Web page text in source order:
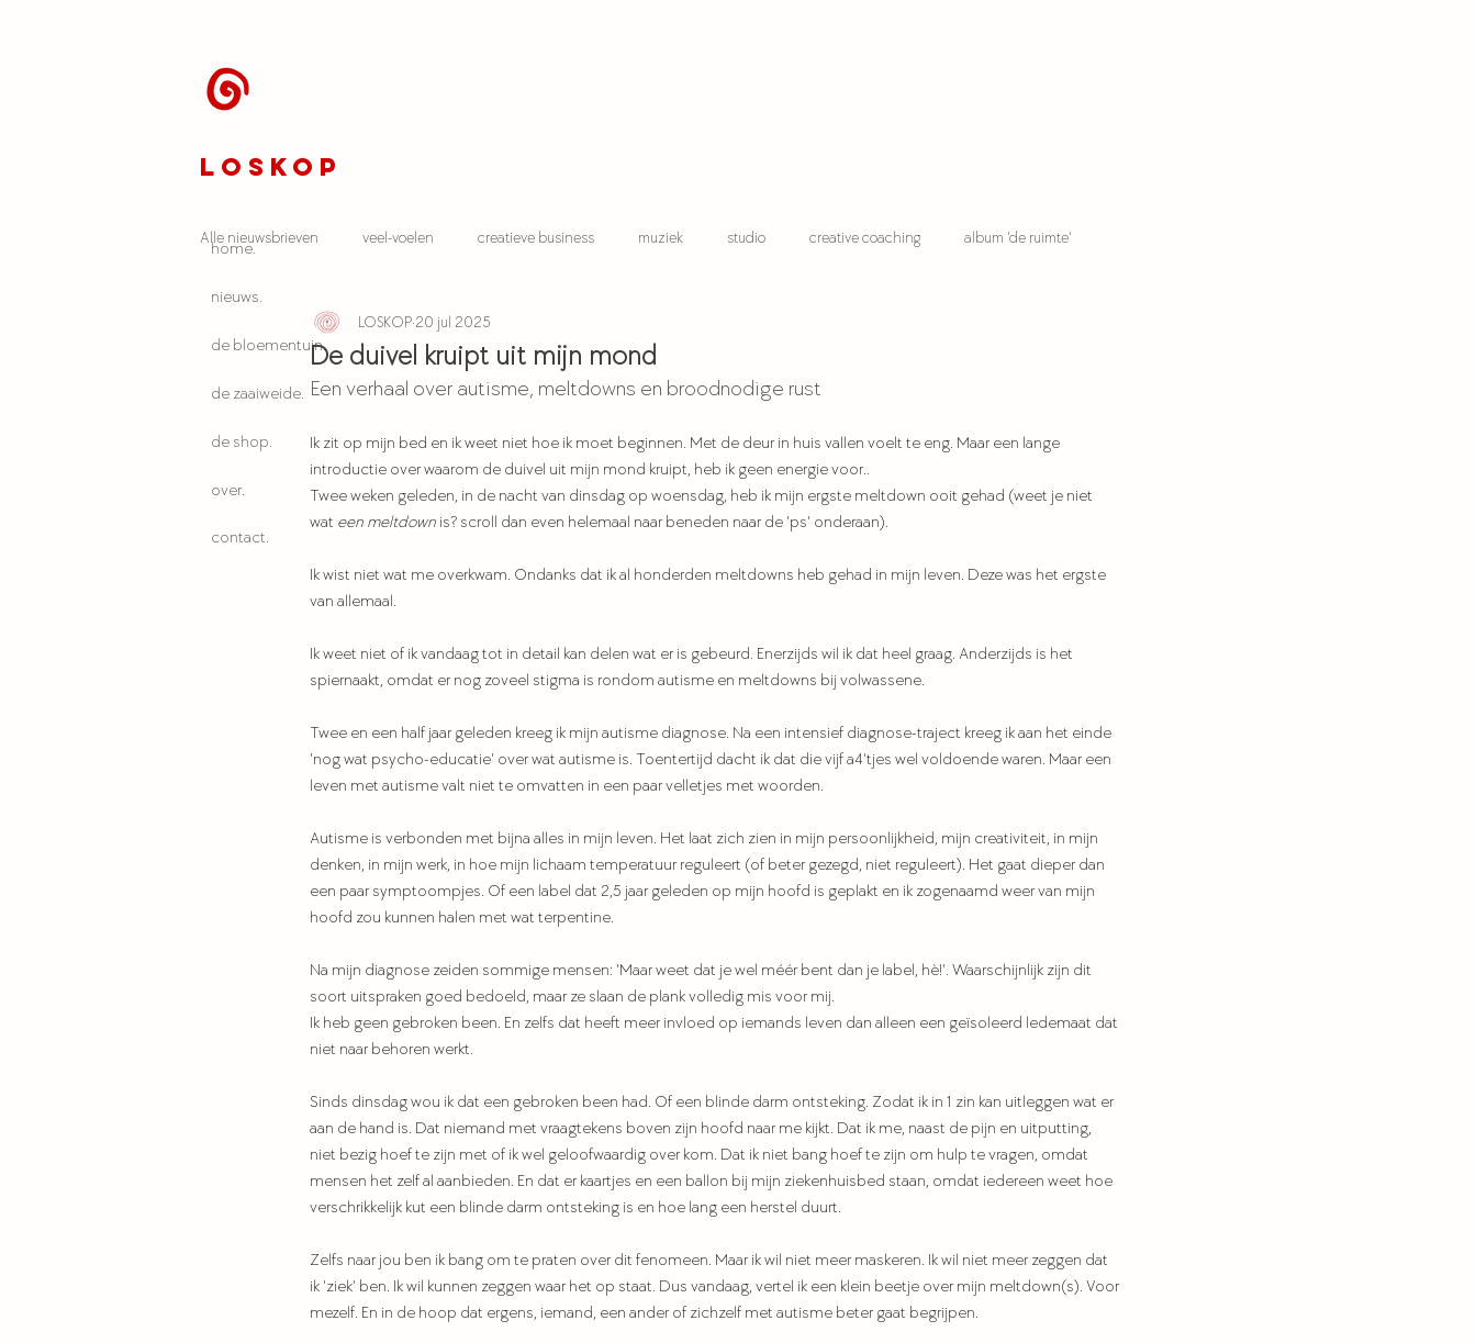
LOSKOP
Alle nieuwsbrieven veel-voelen creatieve business muziek studio creative coaching album 'de ruimte'
album 'blauwdruk' autisme
De duivel kruipt uit mijn mond
LOSKOP 20 jul 2025
Een verhaal over autisme, meltdowns en broodnodige rust
Ik zit op mijn bed en ik weet niet hoe ik moet beginnen. Met de deur in huis vallen voelt te eng. Maar een lange
introductie over waarom de duivel uit mijn mond kruipt, heb ik geen energie voor..
Twee weken geleden, in de nacht van dinsdag op woensdag, heb ik mijn ergste meltdown ooit gehad (weet je niet
wat een meltdown is? scroll dan even helemaal naar beneden naar de 'ps' onderaan).
Ik wist niet wat me overkwam. Ondanks dat ik al honderden meltdowns heb gehad in mijn leven. Deze was het ergste
van allemaal.
Ik weet niet of ik vandaag tot in detail kan delen wat er is gebeurd. Enerzijds wil ik dat heel graag. Anderzijds is het
spiernaakt, omdat er nog zoveel stigma is rondom autisme en meltdowns bij volwassene.
Twee en een half jaar geleden kreeg ik mijn autisme diagnose. Na een intensief diagnose-traject kreeg ik aan het einde
'nog wat psycho-educatie' over wat autisme is. Toentertijd dacht ik dat die vijf a4'tjes wel voldoende waren. Maar een
leven met autisme valt niet te omvatten in een paar velletjes met woorden.
Autisme is verbonden met bijna alles in mijn leven. Het laat zich zien in mijn persoonlijkheid, mijn creativiteit, in mijn
denken, in mijn werk, in hoe mijn lichaam temperatuur reguleert (of beter gezegd, niet reguleert). Het gaat dieper dan
een paar symptoompjes. Of een label dat 2,5 jaar geleden op mijn hoofd is geplakt en ik zogenaamd weer van mijn
hoofd zou kunnen halen met wat terpentine.
Na mijn diagnose zeiden sommige mensen: 'Maar weet dat je wel méér bent dan je label, hè!'. Waarschijnlijk zijn dit
soort uitspraken goed bedoeld, maar ze slaan de plank volledig mis voor mij.
Ik heb geen gebroken been. En zelfs dat heeft meer invloed op iemands leven dan alleen een geïsoleerd ledemaat dat
niet naar behoren werkt.
Sinds dinsdag wou ik dat een gebroken been had. Of een blinde darm ontsteking. Zodat ik in 1 zin kan uitleggen wat er
aan de hand is. Dat niemand met vraagtekens boven zijn hoofd naar me kijkt. Dat ik me, naast de pijn en uitputting,
niet bezig hoef te zijn met of ik wel geloofwaardig over kom. Dat ik niet bang hoef te zijn om hulp te vragen, omdat
mensen het zelf al aanbieden. En dat er kaartjes en een ballon bij mijn ziekenhuisbed staan, omdat iedereen weet hoe
verschrikkelijk kut een blinde darm ontsteking is en hoe lang een herstel duurt.
Zelfs naar jou ben ik bang om te praten over dit fenomeen. Maar ik wil niet meer maskeren. Ik wil niet meer zeggen dat
ik 'ziek' ben. Ik wil kunnen zeggen waar het op staat. Dus vandaag, vertel ik een klein beetje over mijn meltdown(s). Voor
mezelf. En in de hoop dat ergens, iemand, een ander of zichzelf met autisme beter gaat begrijpen.
home.
nieuws.
de bloementuin.
de zaaiweide.
de shop.
over.
contact.